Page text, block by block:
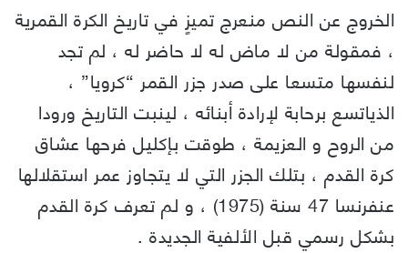
الخروج عن النص منعرج تميزٍ في تاريخ الكرة القمرية
، فمقولة من لا ماض له لا حاضر له ، لم تجد
لنفسها متسعا على صدر جزر القمر “كرويا” ،
الذياتسع برحابة لإرادة أبنائه ، لينبت التاريخ ورودا
من الروح و العزيمة ، طوقت بإكليل فرحها عشاق
كرة القدم ، بتلك الجزر التي لا يتجاوز عمر استقلالها
عنفرنسا 47 سنة (1975) ، و لم تعرف كرة القدم
بشكل رسمي قبل الألفية الجديدة .